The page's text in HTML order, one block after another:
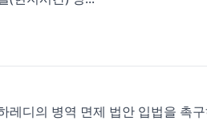
디의 병역 면제 법안 입법을 촉